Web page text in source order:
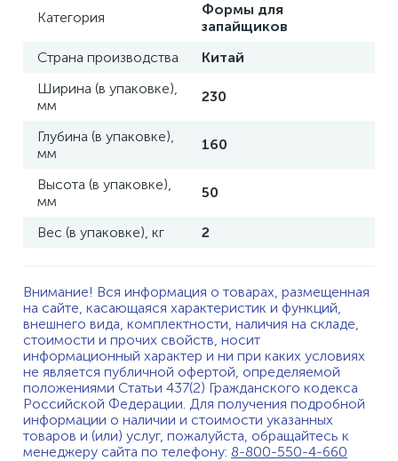
Категория
Формы для
запайщиков
Страна производства
Китай
Ширина (в упаковке),
мм
230
Глубина (в упаковке),
мм
160
Высота (в упаковке),
мм
50
Вес (в упаковке), кг 2
Внимание! Вся информация о товарах, размещенная
на сайте, касающаяся характеристик и функций,
внешнего вида, комплектности, наличия на складе,
стоимости и прочих свойств, носит
информационный характер и ни при каких условиях
не является публичной офертой, определяемой
положениями Статьи 437(2) Гражданского кодекса
Российской Федерации. Для получения подробной
информации о наличии и стоимости указанных
товаров и (или) услуг, пожалуйста, обращайтесь к
менеджеру сайта по телефону: 8-800-550-4-660